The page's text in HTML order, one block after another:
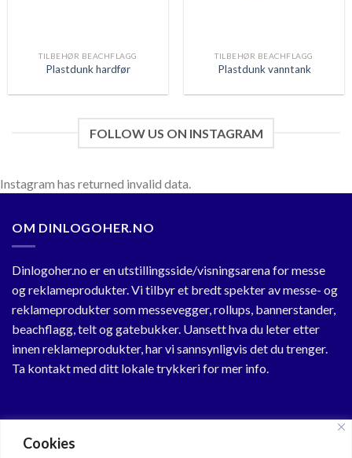
Cookies
TILBEHØR BEACHFLAGG
Plastdunk hardfør
TILBEHØR BEACHFLAGG
Plastdunk vanntank
FOLLOW US ON INSTAGRAM
Instagram has returned invalid data.
OM DINLOGOHER.NO
Dinlogoher.no er en utstillingsside/visningsarena for messe
og reklameprodukter. Vi tilbyr et bredt spekter av messe- og
reklameprodukter som messevegger, rollups, bannerstander,
beachflagg, telt og gatebukker. Uansett hva du leter etter
innen reklameprodukter, har vi sannsynligvis det du trenger.
Ta kontakt med ditt lokale trykkeri for mer info.
KUNDESENTER